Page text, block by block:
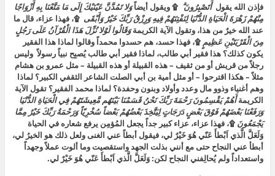
فإذن الله يقولأَتَصْبِرُونَ ۗ ۩ ويقول أيضاًوَلا تَمُدَّنَّ عَيْنَيْكَ إِلَى مَا مَتَّعْنَا بِهِ أَزْوَاجًا
مِنْهُمْ زَهْرَةَ الْحَيَاةِ الدُّنْيَا لِنَفْتِنَهُمْ فِيهِ وَرِزْقُ رَبِّكَ خَيْرٌ وَأَبْقَى ۩، فهذا عزاء، قال ما
عند الله خيرٌ من هذا، وتقول الآية الكريمةوَقَالُوا لَوْلا نُزِّلَ هَذَا الْقُرْآنُ عَلَى رَجُلٍ
مِنَ الْقَرْيَتَيْنِ عَظِيمٍ ۩، فهذا حسد، هم حسدوا محمداً وقالوا لماذا هذا الفقير
يكون كذلك؟ هذا فقير أبي طالب، لماذا فقير أبي طالب يُصبِح نبياً رسولاً وليس
رجلاً من قريش أو من ثقيف – هذه القبيلة أو هذه القبيلة – مثل عمرو بن هشام
مثلاً – هكذا اقترحوا – أو مثل أمية بن أبي الصلت الشاعر الثقفي الكبير؟ لماذا
وهم أغنياء وذوو مال وعدد وأولاد وبنون وحفدة؟ لماذا محمد الفقير؟ تقول الآية
الكريمةأَهُمْ يَقْسِمُونَ رَحْمَةَ رَبِّكَ نَحْنُ قَسَمْنَا بَيْنَهُم مَّعِيشَتَهُمْ فِي الْحَيَاةِ الدُّنْيَا
وَرَفَعْنَا بَعْضَهُمْ فَوْقَ بَعْضٍ دَرَجَاتٍ لِيَتَّخِذَ بَعْضُهُمْ بَعْضاً سُخْرِيّاً وَرَحْمَةُ رَبِّكَ خَيْرٌ مِمَّا
يَجْمَعُونَ ۩، فهذا عزاء، عزاء كبير جداً يجعل المُؤمِن يرفع شعاره في الحياة
وَلَعَلَّ الَّذي اَبْطأَ عَنّي هُوَ خَيْرٌ لي، فيقول أبطاً عني الغنى ولعل ذلك هو الخيرُ لي،
أبطأ عني النجاح حتى مع أنني بذلت الجهد واستقصيت وما ألوت عملاً وجهداً
واستعداداً ولم يُحالِفني النجاح لكن: وَلَعَلَّ الَّذي اَبْطأَ عَنّي هُوَ خَيْرٌ لي.